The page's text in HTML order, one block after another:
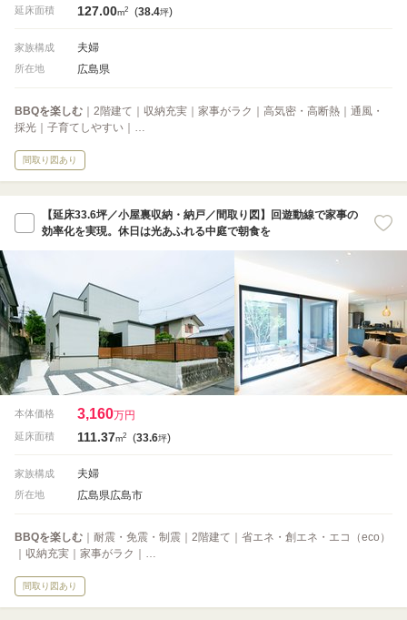
延床面積 127.00m2 (38.4坪)
家族構成 夫婦
所在地 広島県
BBQを楽しむ ｜2階建て｜収納充実｜家事がラク｜高気密・高断熱｜通風・
採光｜子育てしやすい｜…
間取り図あり
【延床33.6坪／小屋裏収納・納戸／間取り図】回遊動線で家事の
効率化を実現。休日は光あふれる中庭で朝食を
本体価格 3,160万円
延床面積 111.37m2 (33.6坪)
家族構成 夫婦
所在地 広島県広島市
BBQを楽しむ ｜耐震・免震・制震｜2階建て｜省エネ・創エネ・エコ（eco）
｜収納充実｜家事がラク｜…
間取り図あり